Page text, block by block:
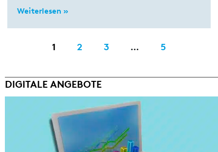
Weiterlesen »
1 2 3 … 5
DIGITALE ANGEBOTE